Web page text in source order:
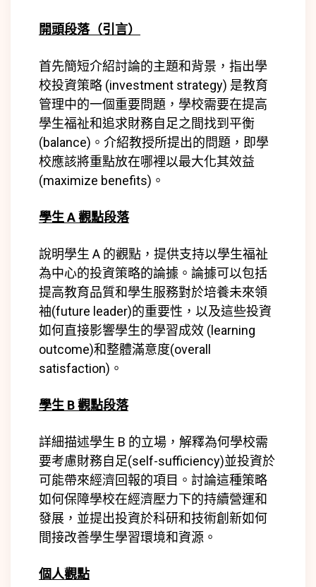
開頭段落（引言）
首先簡短介紹討論的主題和背景，指出學
校投資策略 (investment strategy) 是教育
管理中的一個重要問題，學校需要在提高
學生福祉和追求財務自足之間找到平衡
(balance) 。介紹教授所提出的問題，即學
校應該將重點放在哪裡以最大化其效益
(maximize benefits) 。
學生 A 觀點段落
說明學生 A 的觀點，提供支持以學生福祉
為中心的投資策略的論據。論據可以包括
提高教育品質和學生服務對於培養未來領
袖(future leader)的重要性，以及這些投資
如何直接影響學生的學習成效 (learning
outcome)和整體滿意度(overall
satisfaction) 。
學生 B 觀點段落
詳細描述學生 B 的立場，解釋為何學校需
要考慮財務自足(self-sufficiency)並投資於
可能帶來經濟回報的項目。討論這種策略
如何保障學校在經濟壓力下的持續營運和
發展，並提出投資於科研和技術創新如何
間接改善學生學習環境和資源。
個人觀點